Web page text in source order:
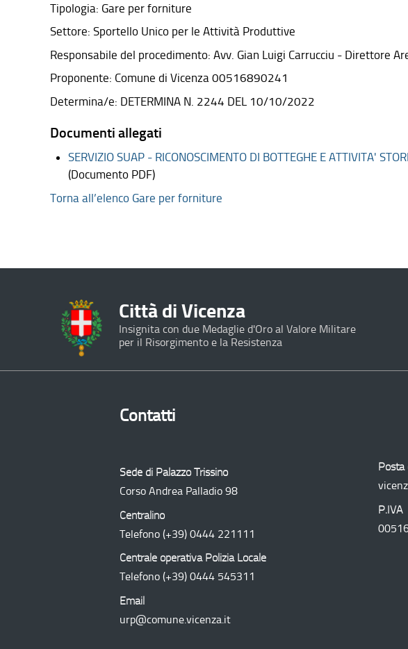
Tipologia: Gare per forniture
Settore: Sportello Unico per le Attività Produttive
Responsabile del procedimento: Avv. Gian Luigi Carrucciu - Direttore
Proponente: Comune di Vicenza 00516890241
Determina/e: DETERMINA N. 2244 DEL 10/10/2022
Documenti allegati
SERVIZIO SUAP - RICONOSCIMENTO DI BOTTEGHE E ATTIVITA'
(Documento PDF)
Torna all’elenco Gare per forniture
Città di Vicenza
Insignita con due Medaglie d'Oro al Valore Militare
per il Risorgimento e la Resistenza
Contatti
Sede di Palazzo Trissino
Corso Andrea Palladio 98
Centralino
Telefono (+39) 0444 221111
Centrale operativa Polizia Locale
Telefono (+39) 0444 545311
Email
urp@comune.vicenza.it
Posta
P.IVA